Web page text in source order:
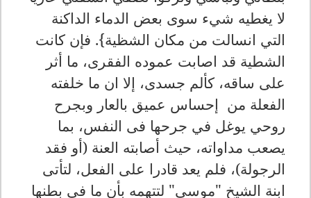
لا يغطيه شيء سوى بعض الدماء الداكنة
التي انسالت من مكان الشظية}. فإن كانت
الشطية قد اصابت عموده الفقرى، ما أثر
على ساقه، كألم جسدى، إلا ان ما خلفته
الفعلة من إحساس عميق بالعار وبجرح
روحي يوغل في جرحها فى النفس، بما
يصعب مداواته، حيث أصابته العنة (أو فقد
الرجولة)، فلم يعد قادرا على الفعل، لتأتى
ابنة الشيخ "موسى" لتتهمه بأن ما فى بطنها